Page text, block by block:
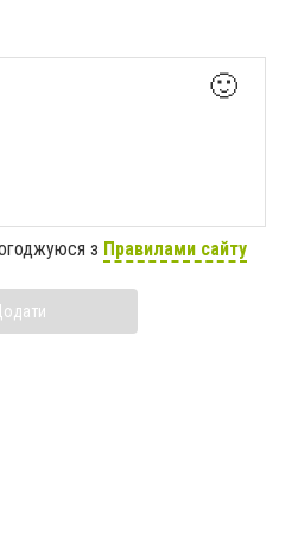
🙂
з Правилами сайту